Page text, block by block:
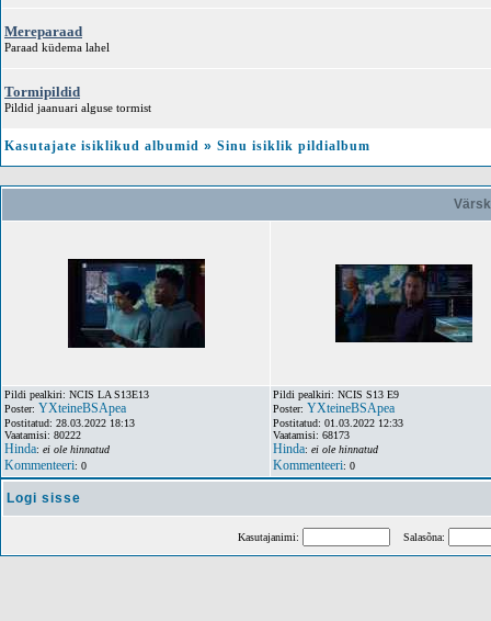
Mereparaad
Paraad küdema lahel
Tormipildid
Pildid jaanuari alguse tormist
Kasutajate isiklikud albumid » Sinu isiklik pildialbum
Pildi pealkiri: NCIS LA S13E13
Poster: YXteineBSApea
Postitatud: 28.03.2022 18:13
Vaatamisi: 80222
Hinda: ei ole hinnatud
Kommenteeri: 0
Pildi pealkiri: NCIS S13 E9
Poster: YXteineBSApea
Postitatud: 01.03.2022 12:33
Vaatamisi: 68173
Hinda: ei ole hinnatud
Kommenteeri: 0
Logi sisse
Kasutajanimi: Salasõna: